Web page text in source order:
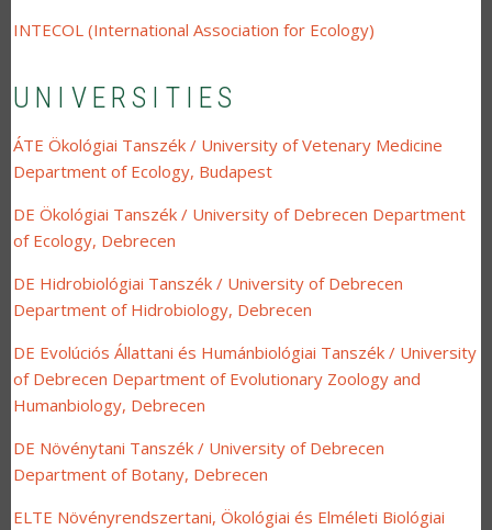
INTECOL (International Association for Ecology)
UNIVERSITIES
ÁTE Ökológiai Tanszék / University of Vetenary Medicine
Department of Ecology, Budapest
DE Ökológiai Tanszék / University of Debrecen Department
of Ecology, Debrecen
DE Hidrobiológiai Tanszék / University of Debrecen
Department of Hidrobiology, Debrecen
DE Evolúciós Állattani és Humánbiológiai Tanszék / University
of Debrecen Department of Evolutionary Zoology and
Humanbiology, Debrecen
DE Növénytani Tanszék / University of Debrecen
Department of Botany, Debrecen
ELTE Növényrendszertani, Ökológiai és Elméleti Biológiai